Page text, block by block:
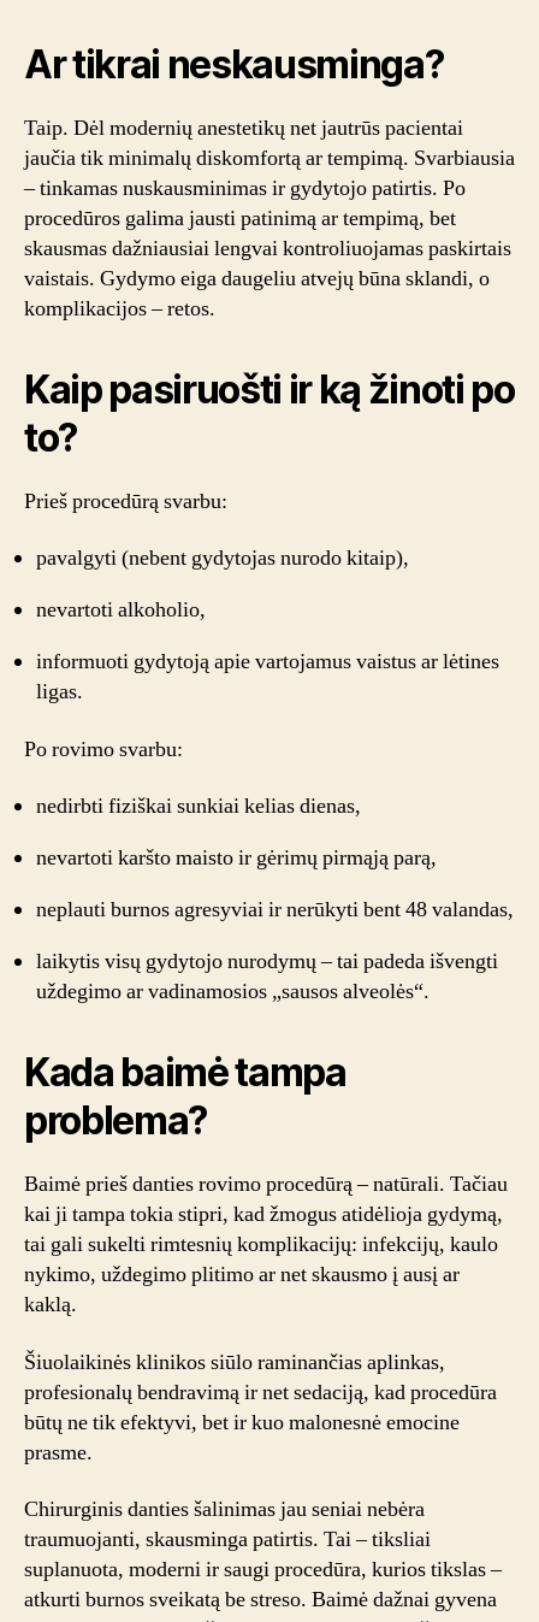
Ar tikrai neskausminga?
Taip. Dėl modernių anestetikų net jautrūs pacientai
jaučia tik minimalų diskomfortą ar tempimą. Svarbiausia
– tinkamas nuskausminimas ir gydytojo patirtis. Po
procedūros galima jausti patinimą ar tempimą, bet
skausmas dažniausiai lengvai kontroliuojamas paskirtais
vaistais. Gydymo eiga daugeliu atvejų būna sklandi, o
komplikacijos – retos.
Kaip pasiruošti ir ką žinoti po
to?
Prieš procedūrą svarbu:
pavalgyti (nebent gydytojas nurodo kitaip),
nevartoti alkoholio,
informuoti gydytoją apie vartojamus vaistus ar lėtines
ligas.
Po rovimo svarbu:
nedirbti fiziškai sunkiai kelias dienas,
nevartoti karšto maisto ir gėrimų pirmąją parą,
neplauti burnos agresyviai ir nerūkyti bent 48 valandas,
laikytis visų gydytojo nurodymų – tai padeda išvengti
uždegimo ar vadinamosios „sausos alveolės“.
Kada baimė tampa
problema?
Baimė prieš danties rovimo procedūrą – natūrali. Tačiau
kai ji tampa tokia stipri, kad žmogus atidėlioja gydymą,
tai gali sukelti rimtesnių komplikacijų: infekcijų, kaulo
nykimo, uždegimo plitimo ar net skausmo į ausį ar
kaklą.
Šiuolaikinės klinikos siūlo raminančias aplinkas,
profesionalų bendravimą ir net sedaciją, kad procedūra
būtų ne tik efektyvi, bet ir kuo malonesnė emocine
prasme.
Chirurginis danties šalinimas jau seniai nebėra
traumuojanti, skausminga patirtis. Tai – tiksliai
suplanuota, moderni ir saugi procedūra, kurios tikslas –
atkurti burnos sveikatą be streso. Baimė dažnai gyvena